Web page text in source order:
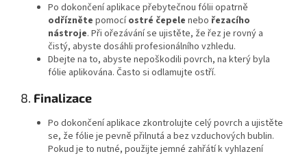
Po dokončení aplikace přebytečnou fólii opatrně
odřízněte pomocíostré čepele nebo řezacího
nástroje. Při ořezávání se ujistěte, že řez je rovný a
čistý, abyste dosáhli profesionálního vzhledu.
Dbejte na to, abyste nepoškodili povrch, na který byla
fólie aplikována. Často si odlamujte ostří.
8. Finalizace
Po dokončení aplikace zkontrolujte celý povrch a ujistěte
se, že fólie je pevně přilnutá a bez vzduchových bublin.
Pokud je to nutné, použijte jemné zahřátí k vyhlazení